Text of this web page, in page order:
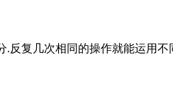
复几次相同的操作就能运用